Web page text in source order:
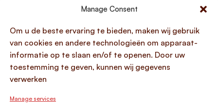
Manage Consent
Om u de beste ervaring te bieden, maken wij gebruik
van cookies en andere technologieën om apparaat-
informatie op te slaan en/of te openen. Door uw
toestemming te geven, kunnen wij gegevens
verwerken
Manage services
Best goed